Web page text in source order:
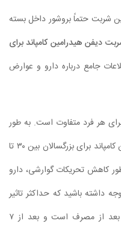
شربت حتماً بروشور داخل بسته
دیفن هیدرامین کامپاند برای
جامع درباره دارو و عوارض
هر فرد متفاوت است. به طور
معمول دوز خوراکی ترکیب دیفن هیدرامین کامپاند برای بزرگسالان بین ۳۰ تا
به منظور کاهش تحریکات گوارشی، دارو
داشته باشید که حداکثر تاثیر
شربت دیفن هیدرامین کامپاند ۲ ساعت بعد از مصرف است و بعد از ۷